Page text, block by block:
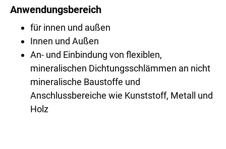
Anwendungsbereich
für innen und außen
Innen und Außen
An- und Einbindung von flexiblen,
mineralischen Dichtungsschlämmen an nicht
mineralische Baustoffe und
Anschlussbereiche wie Kunststoff, Metall und
Holz